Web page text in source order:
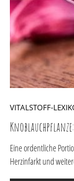
VITALSTOFF-
Eine ordentliche
Herzinfarkt und